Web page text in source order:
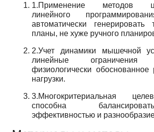
1.Применение методов
линейного
автоматически генерировать
планы, не хуже ручного
2.Учет динамики мышечной
линейные ограничения
физиологически обоснованное
нагрузки.
3.Многокритериальная
способна
эффективностью и